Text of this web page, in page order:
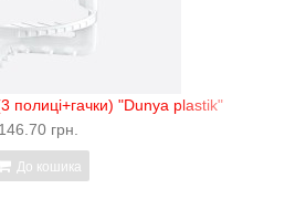
полиці+гачки) "Dunya plastik"
146.70 грн.
До кошика